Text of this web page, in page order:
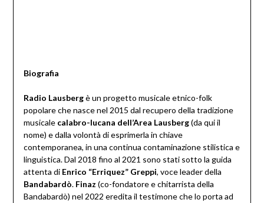
Biografia
Radio Lausbergè un progetto musicale etnico-folk
popolare che nasce nel 2015 dal recupero della tradizione
musicale calabro-lucana dell’Area Lausberg(da qui il
nome) e dalla volontà di esprimerla in chiave
contemporanea, in una continua contaminazione stilistica e
linguistica. Dal 2018 fino al 2021 sono stati sotto la guida
attenta di Enrico “Erriquez” Greppi, voce leader della
Bandabardò. Finaz (co-fondatore e chitarrista della
Bandabardò) nel 2022 eredita il testimone che lo porta ad